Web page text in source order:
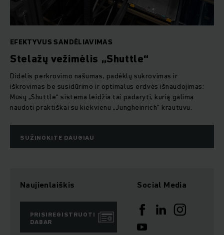
EFEKTYVUS SANDĖLIAVIMAS
Stelažų vežimėlis „Shuttle“
Didelis perkrovimo našumas, padėklų sukrovimas ir
iškrovimas be susidūrimo ir optimalus erdvės išnaudojimas:
Mūsų „Shuttle“ sistema leidžia tai padaryti, kurią galima
naudoti praktiškai su kiekvienu „Jungheinrich“ krautuvu.
SUŽINOKITE DAUGIAU
Naujienlaiškis
PRISIREGISTRUOTI
DABAR
Social Media